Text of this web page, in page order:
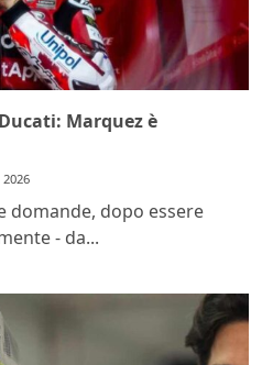
Marquez è
domande, dopo essere
- da...